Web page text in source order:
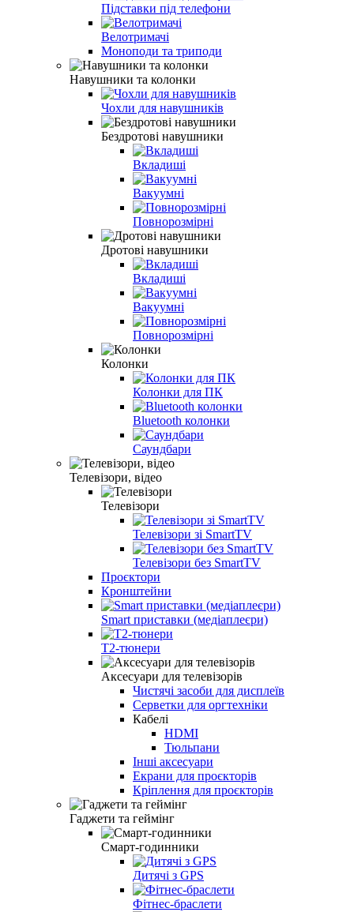
Підставки під телефони
Велотримачі
Моноподи та триподи
Навушники та колонки
Чохли для навушників
Бездротові навушники
Вкладиші
Вакуумні
Повнорозмірні
Дротові навушники
Вкладиші
Вакуумні
Повнорозмірні
Колонки
Колонки для ПК
Bluetooth колонки
Саундбари
Телевізори, відео
Телевізори
Телевізори зі SmartTV
Телевізори без SmartTV
Проєктори
Кронштейни
Smart приставки (медіаплеєри)
Т2-тюнери
Аксесуари для телевізорів
Чистячі засоби для дисплеїв
Серветки для оргтехніки
Кабелі
HDMI
Тюльпани
Інші аксесуари
Екрани для проєкторів
Кріплення для проєкторів
Гаджети та геймінг
Смарт-годинники
Дитячі з GPS
Фітнес-браслети